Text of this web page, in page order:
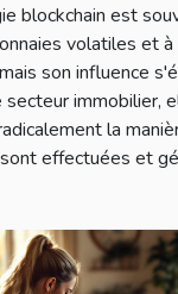
blockchain est
volatiles et
son influence
secteur immobilier,
la
effectuées et